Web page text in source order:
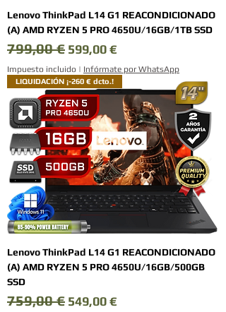
Lenovo ThinkPad L14 G1 REACONDICIONADO
(A) AMD RYZEN 5 PRO 4650U/16GB/1TB SSD
Precio
799,00 € Precio de oferta
599,00 €
Impuesto incluido | Infórmate por WhatsApp
LIQUIDACIÓN ¡-260 € dcto.!
Lenovo ThinkPad L14 G1 REACONDICIONADO
(A) AMD RYZEN 5 PRO 4650U/16GB/500GB
SSD
Precio
759,00 € Precio de oferta
549,00 €